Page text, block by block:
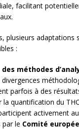
facilitant
plusieurs adaptations
:
méthodes
parfois à des
quantification du
activement
le Comité